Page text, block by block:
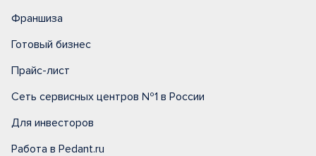
Франшиза
Готовый бизнес
Прайс-лист
Сеть сервисных центров №1 в России
Для инвесторов
Работа в Pedant.ru